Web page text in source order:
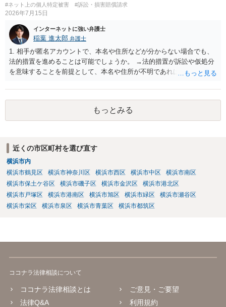
#ネット上の個人特定被害
#訴訟・損害賠償請求
2026年7月15日
インターネットに強い弁護士
稲葉 進太郎 弁護士
1. 相手が匿名アカウントで、本名や住所などが分からない場合でも、
法的措置を進めることは可能でしょうか。 →法的措置が訴訟や仮処分
を意味することを前提として、本名や住所が不明であれば実現が難し
や期間はどのくらいを想定すればよいでしょうか。 →数十万円・数ヶ
月が目安でしょう。 3. 投稿が削除されても、スクリーンショットやU
RLなどの証拠があれば対応は可能でしょうか。 →対応可能である場合
があるでしょう。 4. このようなケースでは、まず弁護士へ相談するの
士と警察両方でしょう。 5. 相手が特定できた場合、名誉毀損や侮辱
罪、損害賠償請求などの対象になる可能性はありますか。 →あるでし
ょう。 6. 相談する場合、持参した方がよい資料（スクリーンショッ
ト、URL、Metaとのやり取り、警察への相談記録など）があれば教え
てください。 →弁護士にご相談になる際は、まず、弁護士に電話でご
相談になり、その弁護士から、必要な資料を教えてもらうのが良いで
もっとみる
近くの市区町村を選び直す
横浜市内
横浜市鶴見区
横浜市神奈川区 横浜市西区 横浜市中区
横浜市南区
横浜市保土ケ谷区
横浜市磯子区 横浜市金沢区
横浜市港北区
横浜市戸塚区
横浜市港南区 横浜市旭区 横浜市緑区
横浜市瀬谷区
横浜市栄区
横浜市泉区 横浜市青葉区 横浜市都筑区
ココナラ法律相談について
ココナラ法律相談とは
法律Q&A
ご意見・ご要望
利用規約